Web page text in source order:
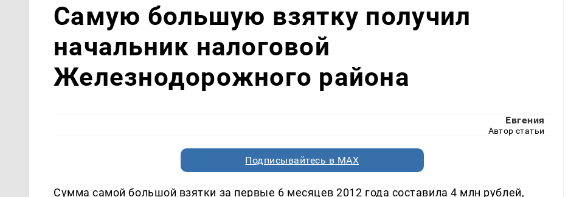
Самую большую взятку получил
начальник налоговой
Железнодорожного района
Евгения
Автор статьи
Подписывайтесь в MAX
Сумма самой большой взятки за первые 6 месяцев 2012 года составила 4 млн рублей,